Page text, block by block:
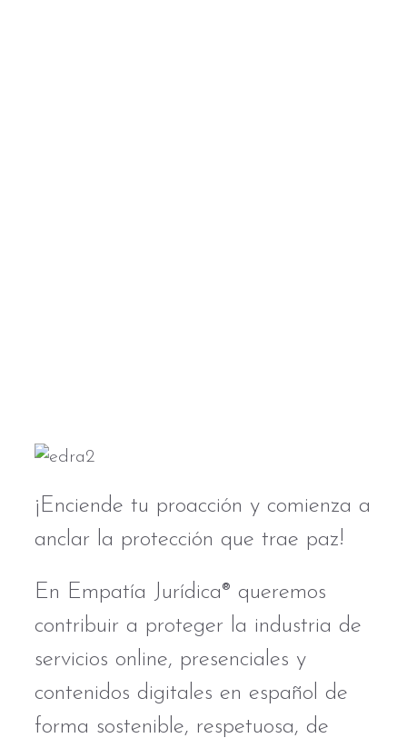
¡Enciende tu proacción y comienza a
anclar la protección que trae paz!
En Empatía Jurídica® queremos
contribuir a proteger la industria de
servicios online, presenciales y
contenidos digitales en español de
forma sostenible, respetuosa, de